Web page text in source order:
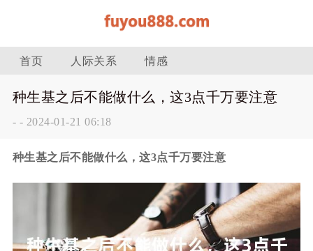
首页 人际关系 情感
种生基之后不能做什么，这3点千万要注意
- - 2024-01-21 06:18
种生基之后不能做什么，这3点千万要注意